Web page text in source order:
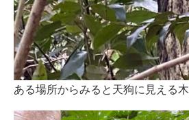
ある場所からみると天狗に見える木